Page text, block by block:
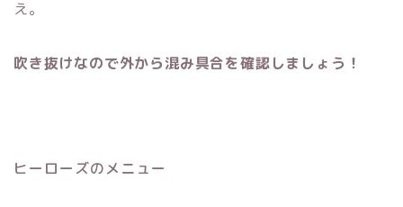
え。
吹き抜けなので外から混み具合を確認しましょう！
ヒーローズのメニュー